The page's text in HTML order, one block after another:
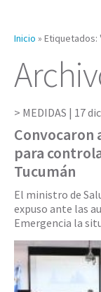
Inicio » Etiquetados:
MEDIDAS | 17
Convocaron
para
Tucumán
El ministro de
expuso ante las
Emergencia la